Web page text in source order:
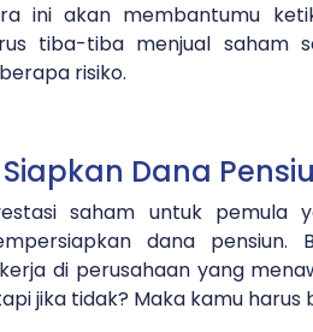
ini akan membantumu
tiba-tiba menjual saham
risiko.
Siapkan Dana
saham untuk pemula
dana pensiun.
di perusahaan yang
jika tidak? Maka kamu harus